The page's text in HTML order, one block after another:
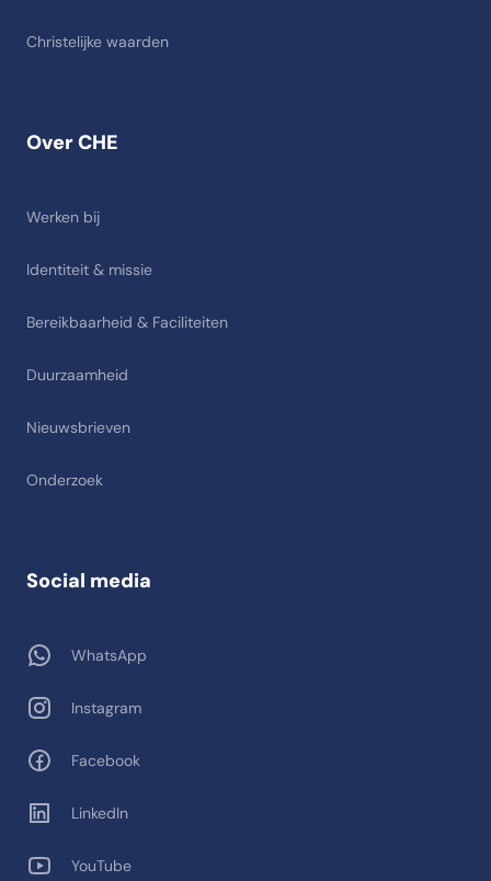
Over CHE
Werken bij
Identiteit & missie
Bereikbaarheid & Faciliteiten
Duurzaamheid
Nieuwsbrieven
Onderzoek
Christelijke waarden
Social media
WhatsApp
Instagram
Facebook
LinkedIn
YouTube